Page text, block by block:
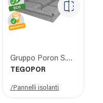
Gruppo Poron S.R.L.
TEGOPOR
/Pannelli isolanti